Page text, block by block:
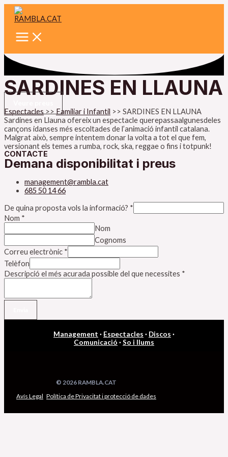
Vés
contingut
Main
Menu
SARDINES EN LLAUNA
Espectacles >> Familiar i Infantil >> SARDINES EN LLAUNA
Sardines en Llauna ofereix un espectacle querepassaalgunesdeles
cançons idanses més escoltades de l’animació infantil catalana.
Malgrat això, sempre intentem donar la volta a tot el que fem,
versionant els temes a rumba, rock, ska, reggae o fins i totpunk!
CONTACTE
Demana disponibilitat i preus
management@rambla.cat
685 50 14 66
De quina proposta vols la informació? *
Nom *
Nom
Cognoms
Correu electrònic *
Telèfon
Descripció el més acurada possible del que necessites *
Management · Espectacles · Discos ·
Comunicació ·So i llums
© 2026 RAMBLA.CAT
Avís Legal Política de Privacitat i protecció de dades